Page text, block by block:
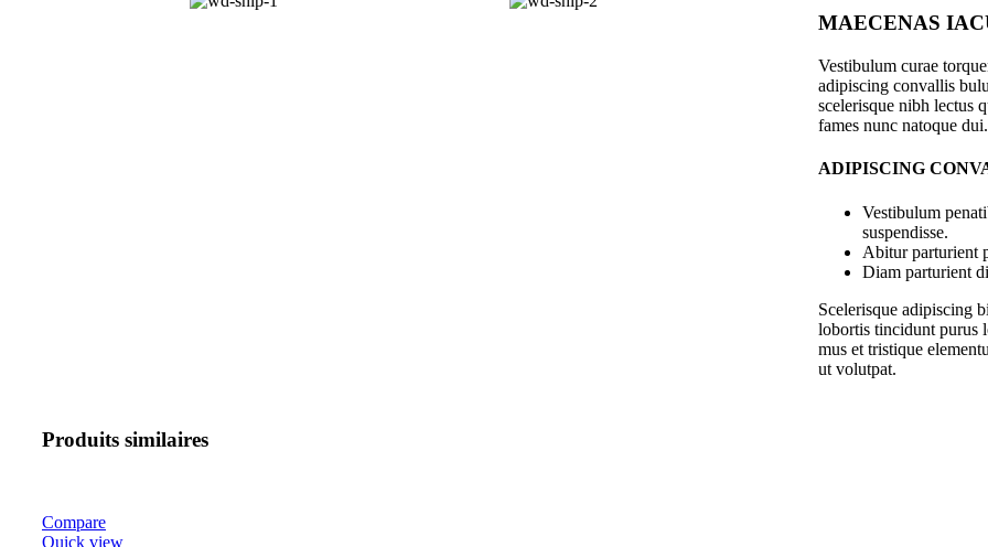
MAECENAS
Vestibulum curae
adipiscing convallis
scelerisque nibh lectus
fames nunc natoque dui.
ADIPISCING
Vestibulum
suspendisse.
Abitur parturient
Diam parturient
Scelerisque adipiscing
lobortis tincidunt purus
mus et tristique
ut volutpat.
Produits similaires
Compare
Quick view